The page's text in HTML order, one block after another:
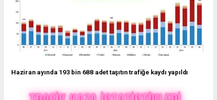
Haziran ayında 193 bin 688 adet taşıtın trafiğe kaydı yapıldı